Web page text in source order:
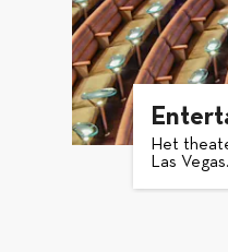
Het
Las Vegas.